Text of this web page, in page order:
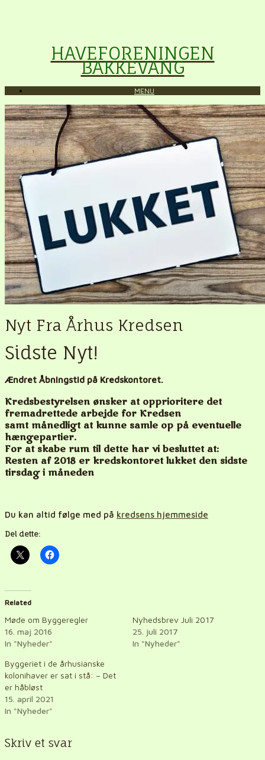
HAVEFORENINGEN
BAKKEVANG
MENU
Nyt Fra Århus Kredsen
Sidste Nyt!
Ændret Åbningstid på Kredskontoret.
Kredsbestyrelsen ønsker at opprioritere det
fremadrettede arbejde for Kredsen
samt månedligt at kunne samle op på eventuelle
hængepartier.
For at skabe rum til dette har vi besluttet at:
Resten af 2018 er kredskontoret lukket den sidste
tirsdag i måneden
Du kan altid følge med på kredsens hjemmeside
Del dette:
Related
Møde om Byggeregler
16. maj 2016
In "Nyheder"
Nyhedsbrev Juli 2017
25. juli 2017
In "Nyheder"
Byggeriet i de århusianske
kolonihaver er sat i stå: – Det
er håbløst
15. april 2021
In "Nyheder"
Skriv et svar